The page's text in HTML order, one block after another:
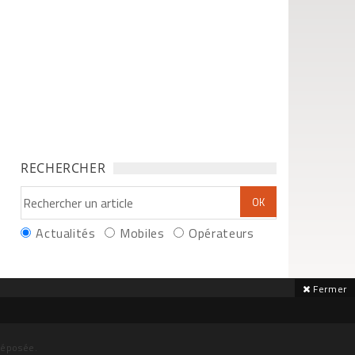
RECHERCHER
Actualités Mobiles Opérateurs
Fermer